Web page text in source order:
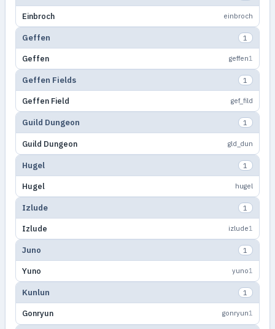
Einbroch einbroch
Geffen 1
Geffen geffen1
Geffen Fields 1
Geffen Field gef_fild
Guild Dungeon 1
Guild Dungeon gld_dun
Hugel 1
Hugel hugel
Izlude 1
Izlude izlude1
Juno 1
Yuno yuno1
Kunlun 1
Gonryun gonryun1